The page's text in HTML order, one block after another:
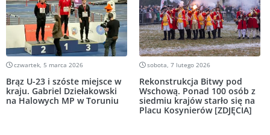
czwartek, 5 marca 2026
Brąz U-23 i szóste miejsce w
kraju. Gabriel Dziełakowski
na Halowych MP w Toruniu
sobota, 7 lutego 2026
Rekonstrukcja Bitwy pod
Wschową. Ponad 100 osób z
siedmiu krajów starło się na
Placu Kosynierów [ZDJĘCIA]